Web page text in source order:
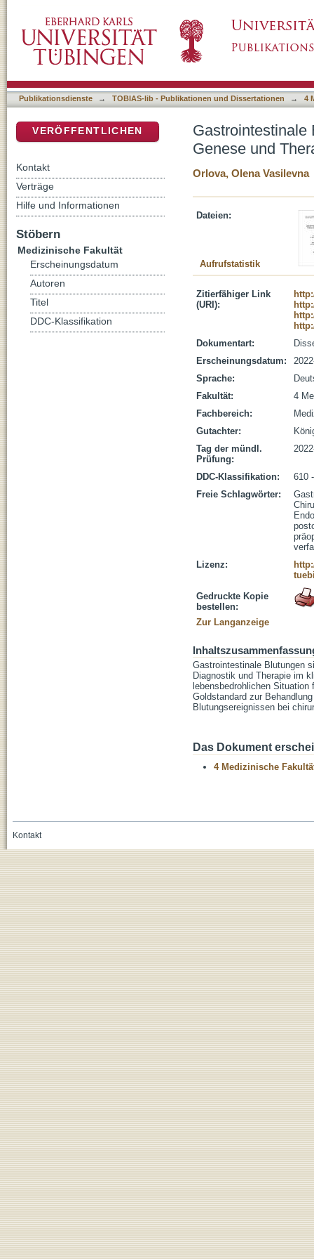
retrospektive, unizentrische Daten-Analyse
Publikationsdienste → TOBIAS-lib - Publikationen und Dissertationen → 4
Gastrointestinale
Genese und
Orlova, Olena Vasilevna
Dateien:
Aufrufstatistik
Zitierfähiger Link
(URI):
Dokumentart:
Erscheinungsdatum:
Sprache:
Fakultät:
4
Fachbereich:
Gutachter:
Tag der mündl.
Prüfung:
DDC-Klassifikation:
610
Freie Schlagwörter:
Lizenz:
Gedruckte Kopie
bestellen:
Zur Langanzeige
Gastrointestinale Blutungen
Diagnostik und Therapie im
lebensbedrohlichen
Goldstandard zur
Blutungsereignissen bei
Das Dokument
4 Medizinische
VERÖFFENTLICHEN
Kontakt
Verträge
Hilfe und Informationen
Stöbern
Medizinische Fakultät
Erscheinungsdatum
Autoren
Titel
DDC-Klassifikation
Kontakt